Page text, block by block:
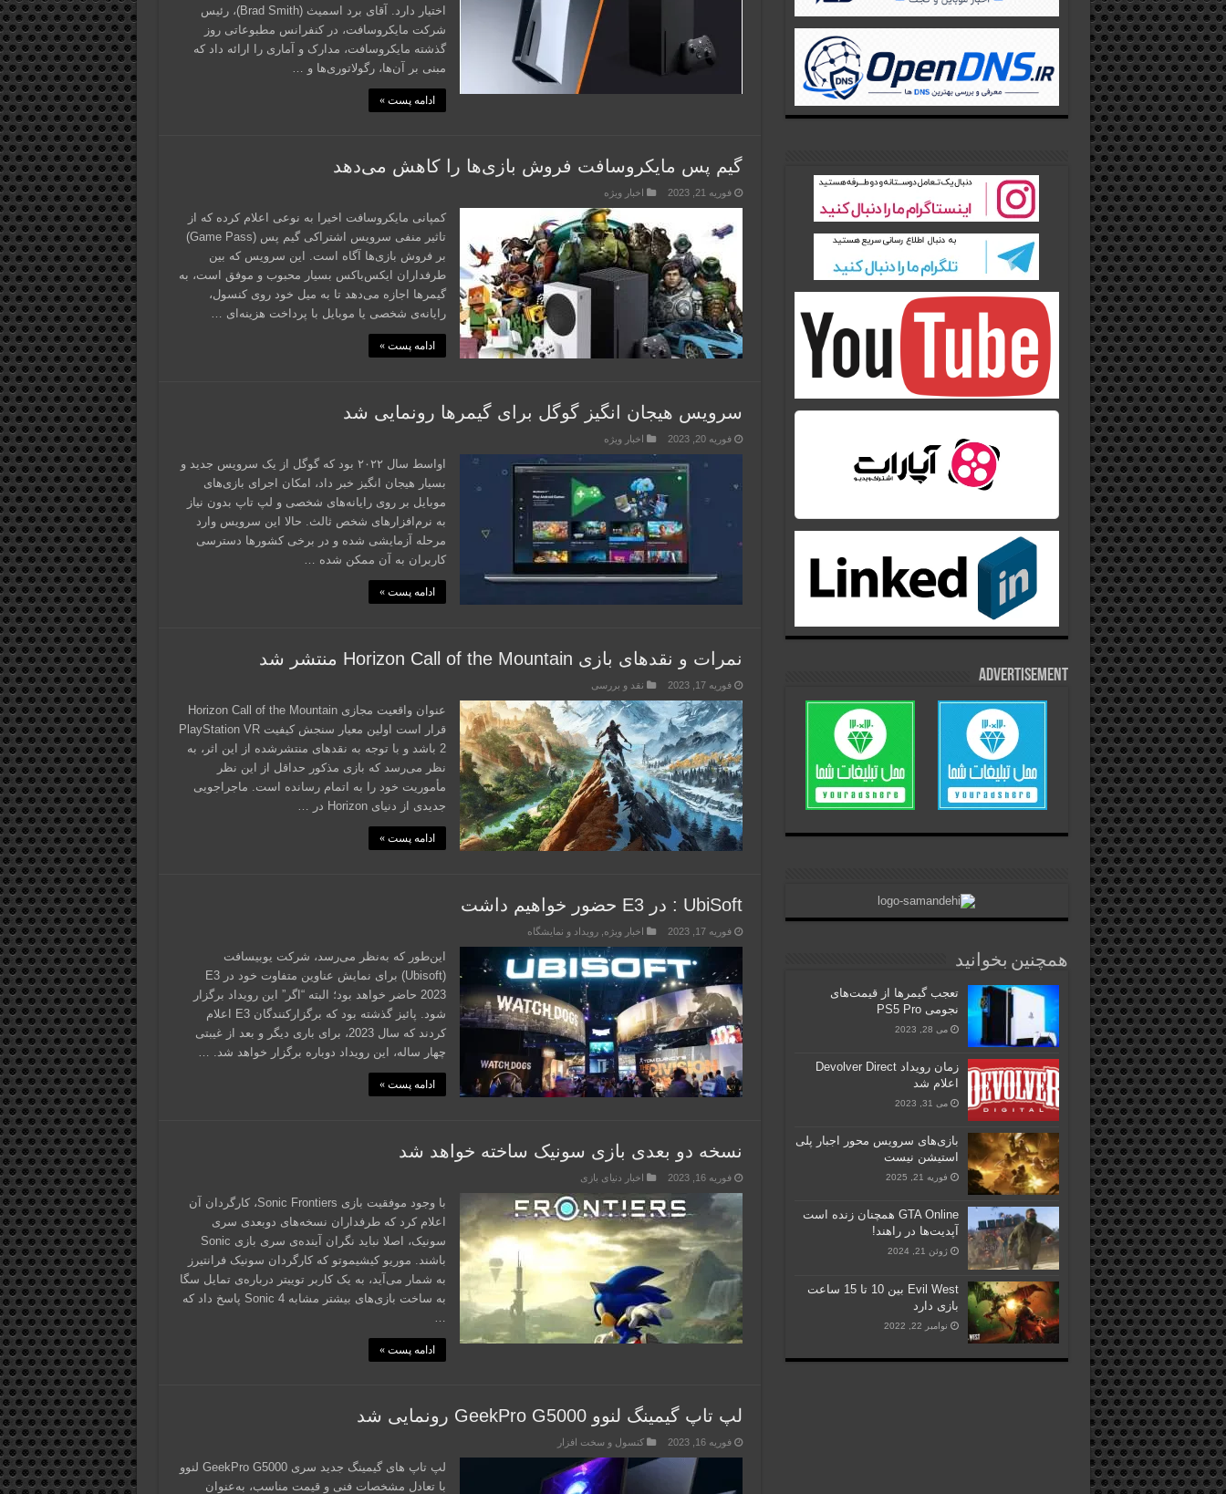
اختیار دارد. آقای برد اسمیث (Brad Smith)، رئیس
شرکت مایکروسافت، در کنفرانس مطبوعاتی روز
گذشته مایکروسافت، مدارک و آماری را ارائه داد که
مبنی بر آن‌ها، رگولاتوری‌ها و …
ادامه پست »
گیم پس مایکروسافت فروش بازی‌ها را کاهش می‌دهد
فوریه 21, 2023 اخبار ویژه
کمپانی مایکروسافت اخیرا به نوعی اعلام کرده که از
تاثیر منفی سرویس اشتراکی گیم پس (Game Pass)
بر فروش بازی‌ها آگاه است. این سرویس که بین
طرفداران ایکس‌باکس بسیار محبوب و موفق است، به
گیمرها اجازه می‌دهد تا به میل خود روی کنسول،
رایانه‌ی شخصی یا موبایل با پرداخت هزینه‌ای …
ادامه پست »
سرویس هیجان انگیز گوگل برای گیمرها رونمایی شد
فوریه 20, 2023 اخبار ویژه
اواسط سال ۲۰۲۲ بود که گوگل از یک سرویس جدید و
بسیار هیجان انگیز خبر داد، امکان اجرای بازی‌های
موبایل بر روی رایانه‌های شخصی و لپ تاپ بدون نیاز
به نرم‌افزارهای شخص ثالث. حالا این سرویس وارد
مرحله آزمایشی شده و در برخی کشورها دسترسی
کاربران به آن ممکن شده …
ادامه پست »
نمرات و نقدهای بازی Horizon Call of the Mountain منتشر شد
فوریه 17, 2023 نقد و بررسی
عنوان واقعیت مجازی Horizon Call of the Mountain
قرار است اولین معیار سنجش کیفیت PlayStation VR
2 باشد و با توجه به نقدهای منتشرشده از این اثر، به
نظر می‌رسد که بازی مذکور حداقل از این نظر
مأموریت خود را به اتمام رسانده است. ماجراجویی
جدیدی از دنیای Horizon در …
ادامه پست »
UbiSoft : در E3 حضور خواهیم داشت
فوریه 17, 2023 اخبار ویژه ,رویداد و نمایشگاه
این‌طور که به‌نظر می‌رسد، شرکت یوبیسافت
(Ubisoft) برای نمایش عناوین متفاوت خود در E3
2023 حاضر خواهد بود؛ البته “اگر” این رویداد برگزار
شود. پائیز گذشته بود که برگزارکنندگان E3 اعلام
کردند که سال 2023، برای باری دیگر و بعد از غیبتی
چهار ساله، این رویداد دوباره برگزار خواهد شد. …
ادامه پست »
نسخه دو بعدی بازی سونیک ساخته خواهد شد
فوریه 16, 2023 اخبار دنیای بازی
با وجود موفقیت بازی Sonic Frontiers، کارگردان آن
اعلام کرد که طرفداران نسخه‌های دوبعدی سری
سونیک، اصلا نباید نگران آینده‌ی سری بازی Sonic
باشند. موریو کیشیموتو که کارگردان سونیک فرانتیرز
به شمار می‌آید، به یک کاربر توییتر درباره‌ی تمایل سگا
به ساخت بازی‌های بیشتر مشابه Sonic 4 پاسخ داد که
…
ادامه پست »
لپ تاپ گیمینگ لنوو GeekPro G5000 رونمایی شد
فوریه 16, 2023 کنسول و سخت افزار
لپ تاپ های گیمینگ جدید سری GeekPro G5000 لنوو
با تعادل مشخصات فنی و قیمت مناسب، به‌عنوان
Advertisement
همچنین بخوانید
تعجب گیمرها از قیمت‌های
نجومی PS5 Pro
می 28, 2023
زمان رویداد Devolver Direct
اعلام شد
می 31, 2023
بازی‌های سرویس محور اجبار پلی
استیشن نیست
فوریه 21, 2025
GTA Online همچنان زنده است
آپدیت‌ها در راهند!
ژوئن 21, 2024
Evil West بین 10 تا 15 ساعت
بازی دارد
نوامبر 22, 2022